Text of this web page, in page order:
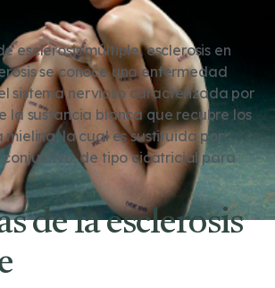
esclerosis múltiple, esclerosis en
se conoce una enfermedad
sistema nervioso caracterizada por
la sustancia blanca que recubre los
mielina, la cual es sustituida por
de tipo cicatricial para
de la esclerosis